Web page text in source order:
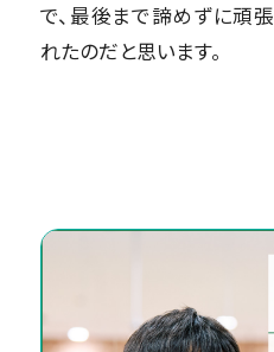
で、最後まで諦めずに頑張
れたのだと思います。